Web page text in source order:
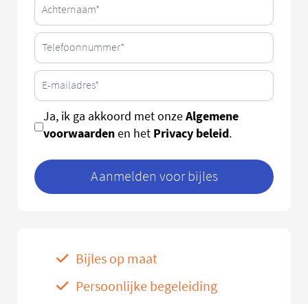
Ja, ik ga akkoord met onzeAlgemene
voorwaardenen het Privacy beleid.
Aanmelden voor bijles
Bijles op maat
Persoonlijke begeleiding